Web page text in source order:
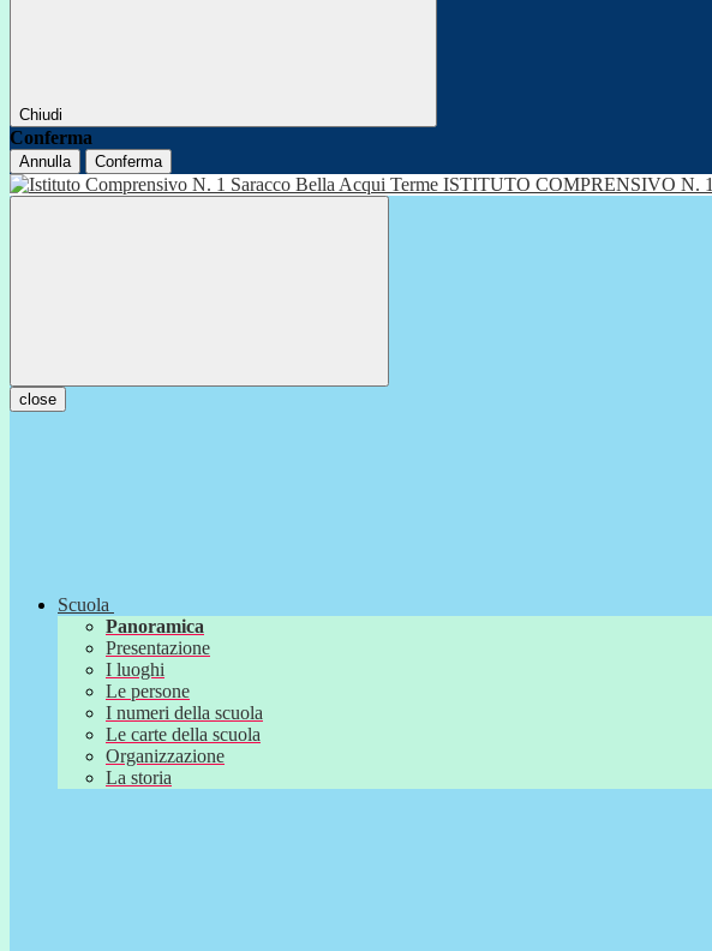
Chiudi
Conferma
Annulla Conferma
ISTITUTO COMPRENSIVO N. 1
close
Scuola
Panoramica
Presentazione
I luoghi
Le persone
I numeri della scuola
Le carte della scuola
Organizzazione
La storia